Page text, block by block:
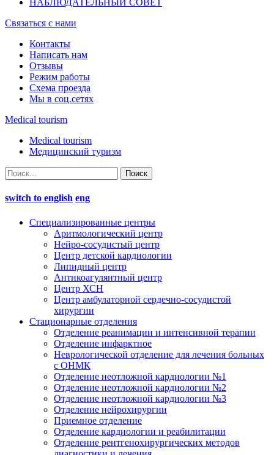
НАБЛЮДАТЕЛЬНЫЙ СОВЕТ
Связаться с нами
Контакты
Написать нам
Отзывы
Режим работы
Схема проезда
Мы в соц.сетях
Medical tourism
Medical tourism
Медицинский туризм
switch to english eng
Специализированные центры
Аритмологический центр
Нейро-сосудистый центр
Центр детской кардиологии
Липидный центр
Антикоагулянтный центр
Центр ХСН
Центр амбулаторной сердечно-сосудистой
хирургии
Стационарные отделения
Отделение реанимации и интенсивной терапии
Отделение инфарктное
Неврологической отделение для лечения больных
с ОНМК
Отделение неотложной кардиологии №1
Отделение неотложной кардиологии №2
Отделение неотложной кардиологии №3
Отделение нейрохирургии
Приемное отделение
Отделение кардиологии и реабилитации
Отделение рентгенохирургических методов